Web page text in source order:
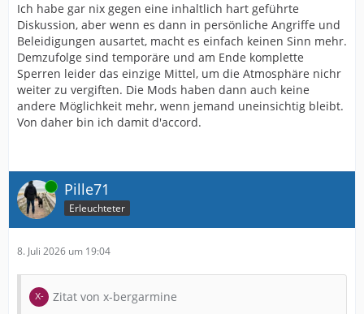
Ich habe gar nix gegen eine inhaltlich hart geführte
Diskussion, aber wenn es dann in persönliche Angriffe und
Beleidigungen ausartet, macht es einfach keinen Sinn mehr.
Demzufolge sind temporäre und am Ende komplette
Sperren leider das einzige Mittel, um die Atmosphäre nichr
weiter zu vergiften. Die Mods haben dann auch keine
andere Möglichkeit mehr, wenn jemand uneinsichtig bleibt.
Von daher bin ich damit d'accord.
Online Pille71
Erleuchteter
8. Juli 2026 um 19:04
Zitat von x-bergarmine